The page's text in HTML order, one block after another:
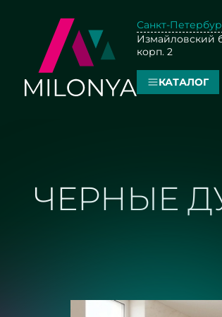
Санкт-
Измайловский
корп. 2
КАТАЛОГ
ЧЕРНЫЕ